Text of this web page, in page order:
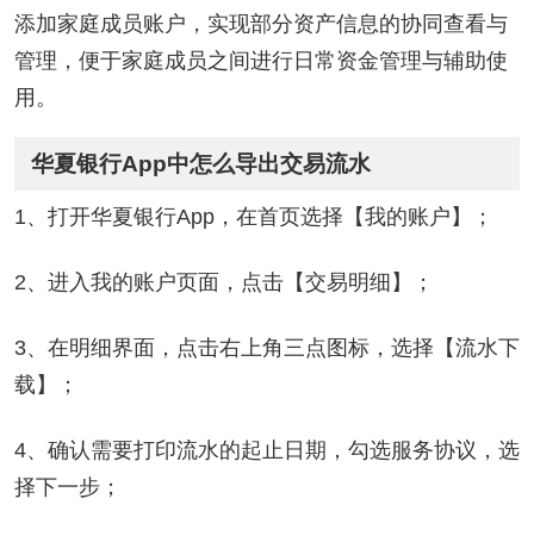
添加家庭成员账户，实现部分资产信息的协同查看与
管理，便于家庭成员之间进行日常资金管理与辅助使
用。
华夏银行App中怎么导出交易流水
1、打开华夏银行App，在首页选择【我的账户】；
2、进入我的账户页面，点击【交易明细】；
3、在明细界面，点击右上角三点图标，选择【流水下
载】；
4、确认需要打印流水的起止日期，勾选服务协议，选
择下一步；